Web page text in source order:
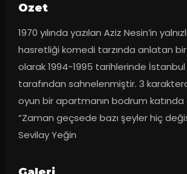
Ozet
1970 yılında yazılan Aziz Nesin’in
hasretliği komedi tarzında anlatan bir
olarak 1994-1995 tarihlerinde
tarafından sahnelenmiştir. 3
oyun bir apartmanın bodrum
“Zaman geçsede bazı şeyler hiç
Sevilay Yeğin